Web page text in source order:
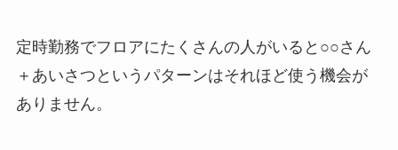
定時勤務でフロアにたくさんの人がいると○○さん
＋あいさつというパターンはそれほど使う機会が
ありません。